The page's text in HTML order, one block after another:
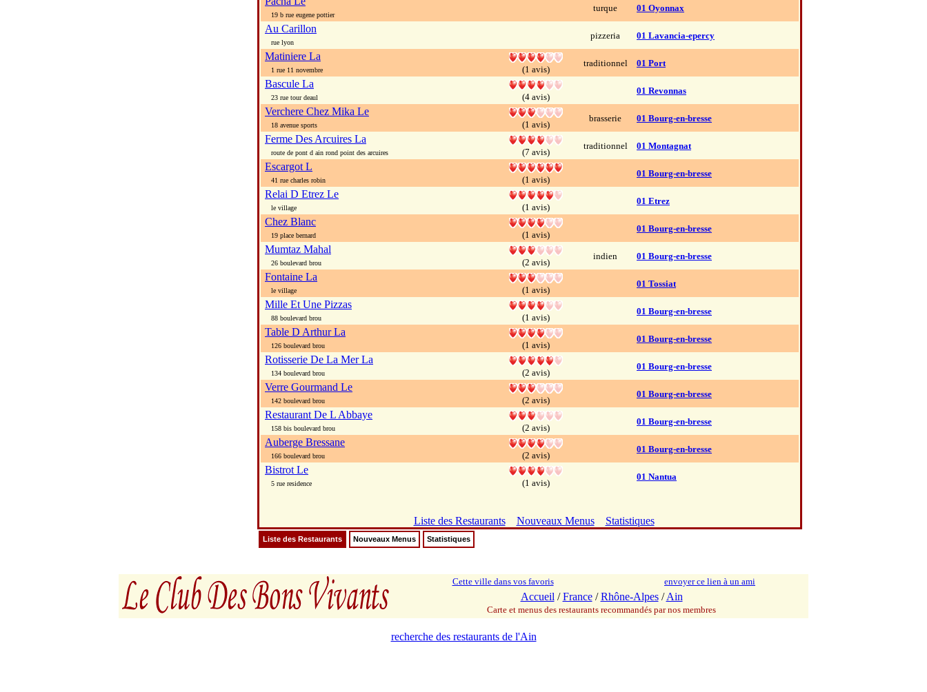
19 b rue eugene pottier
turque 01 Oyonnax
Au Carillon
rue lyon
pizzeria 01 Lavancia-epercy
Matiniere La
1 rue 11 novembre (1 avis)
traditionnel 01 Port
Bascule La
23 rue tour deaul (4 avis)
01 Revonnas
Verchere Chez Mika Le
18 avenue sports (1 avis)
brasserie 01 Bourg-en-bresse
Ferme Des Arcuires La
route de pont d ain rond point des arcuires (7 avis)
traditionnel 01 Montagnat
Escargot L
41 rue charles robin (1 avis)
01 Bourg-en-bresse
Relai D Etrez Le
le village (1 avis)
01 Etrez
Chez Blanc
19 place bernard (1 avis)
01 Bourg-en-bresse
Mumtaz Mahal
26 boulevard brou (2 avis)
indien 01 Bourg-en-bresse
Fontaine La
le village (1 avis)
01 Tossiat
Mille Et Une Pizzas
88 boulevard brou (1 avis)
01 Bourg-en-bresse
Table D Arthur La
126 boulevard brou (1 avis)
01 Bourg-en-bresse
Rotisserie De La Mer La
134 boulevard brou (2 avis)
01 Bourg-en-bresse
Verre Gourmand Le
142 boulevard brou (2 avis)
01 Bourg-en-bresse
Restaurant De L Abbaye
158 bis boulevard brou (2 avis)
01 Bourg-en-bresse
Auberge Bressane
166 boulevard brou (2 avis)
01 Bourg-en-bresse
Bistrot Le
5 rue residence (1 avis)
01 Nantua
Liste des Restaurants Nouveaux Menus Statistiques
Liste des Restaurants Nouveaux Menus Statistiques
Cette ville dans vos favoris envoyer ce lien à un ami
Accueil /France/Rhône-Alpes/Ain
Carte et menus des restaurants recommandés par nos membres
recherche des restaurants de l'Ain